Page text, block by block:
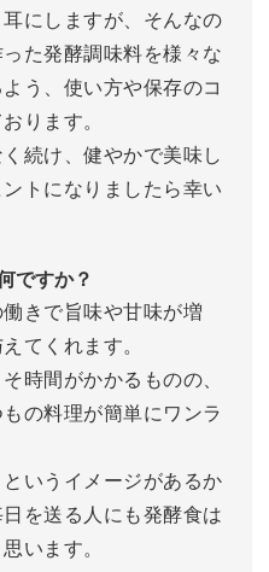
にしますが、そんなの
た発酵調味料を様々な
う、使い方や保存のコ
ります。
続け、健やかで美味し
トになりましたら幸い
ですか？
きで旨味や甘味が増
てくれます。
時間がかかるものの、
の料理が簡単にワンラ
いうイメージがあるか
を送る人にも発酵食は
います。